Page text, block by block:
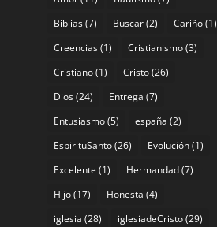
Biblias(7) Buscar(2) Cariño(1)
Creencias(1) Cristianismo(3)
Cristiano(1) Cristo(26)
Dios(24) Entrega (7)
Entusiasmo(5) españa (2)
EspirituSanto(26) Evolución(1)
Excelente (1) Hermandad(7)
Hijo(17) Honesta (4)
iglesia (28) iglesiadeCristo(29)